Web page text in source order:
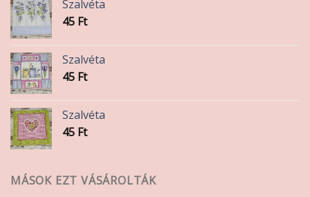
Szalvéta
45 Ft
Szalvéta
45 Ft
Szalvéta
45 Ft
MÁSOK EZT VÁSÁROLTÁK